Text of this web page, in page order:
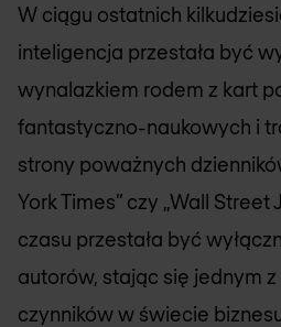
W ciągu ostatnich
inteligencja przestała być
wynalazkiem rodem z kart
fantastyczno-naukowych i
strony poważnych
York Times” czy „Wall Street
czasu przestała być
autorów, stając się jednym
czynników w świecie